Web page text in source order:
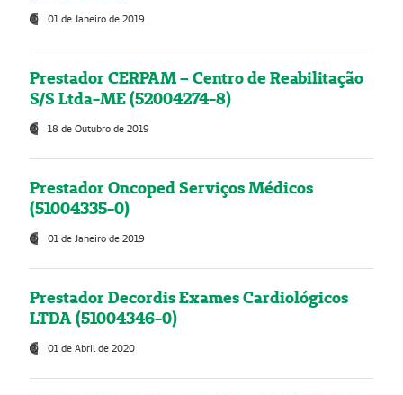
01 de Janeiro de 2019
Prestador CERPAM – Centro de Reabilitação
S/S Ltda-ME (52004274-8)
18 de Outubro de 2019
Prestador Oncoped Serviços Médicos
(51004335-0)
01 de Janeiro de 2019
Prestador Decordis Exames Cardiológicos
LTDA (51004346-0)
01 de Abril de 2020